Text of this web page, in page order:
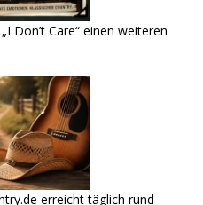
Don’t Care“ einen weiteren
erreicht täglich rund